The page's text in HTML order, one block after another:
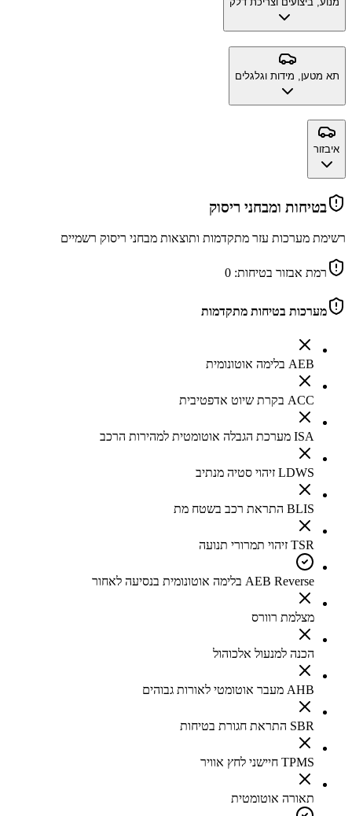
תא מטען, מידות וגלגלים
איבזור
בטיחות ומבחני ריסוק
רשימת מערכות עזר מתקדמות ותוצאות מבחני ריסוק רשמיים
רמת אבזור בטיחות: 0
מערכות בטיחות מתקדמות
AEB בלימה אוטונומית
ACC בקרת שיוט אדפטיבית
ISA מערכת הגבלה אוטומטית למהירות הרכב
LDWS זיהוי סטיה מנתיב
BLIS התראת רכב בשטח מת
TSR זיהוי תמרורי תנועה
AEB Reverse בלימה אוטונומית בנסיעה לאחור
מצלמת רוורס
הכנה למנעול אלכוהול
AHB מעבר אוטומטי לאורות גבוהים
SBR התראת חגורת בטיחות
TPMS חיישני לחץ אוויר
תאורה אוטומטית